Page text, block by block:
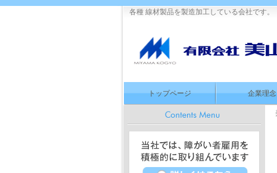
各種 線材製品を製造加工している会社です。
トップページ 企業理念